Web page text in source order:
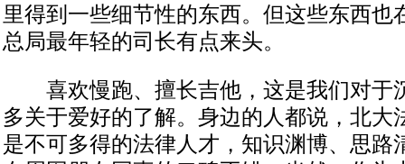
里得到一些细节性的东西。但这些东西也
总局最年轻的司长有点来头。
喜欢慢跑、擅长吉他，这是我们对于
多关于爱好的了解。身边的人都说，北大
是不可多得的法律人才，知识渊博、思路